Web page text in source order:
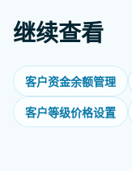
继续查看
客户资金余额管理
客户等级价格设置